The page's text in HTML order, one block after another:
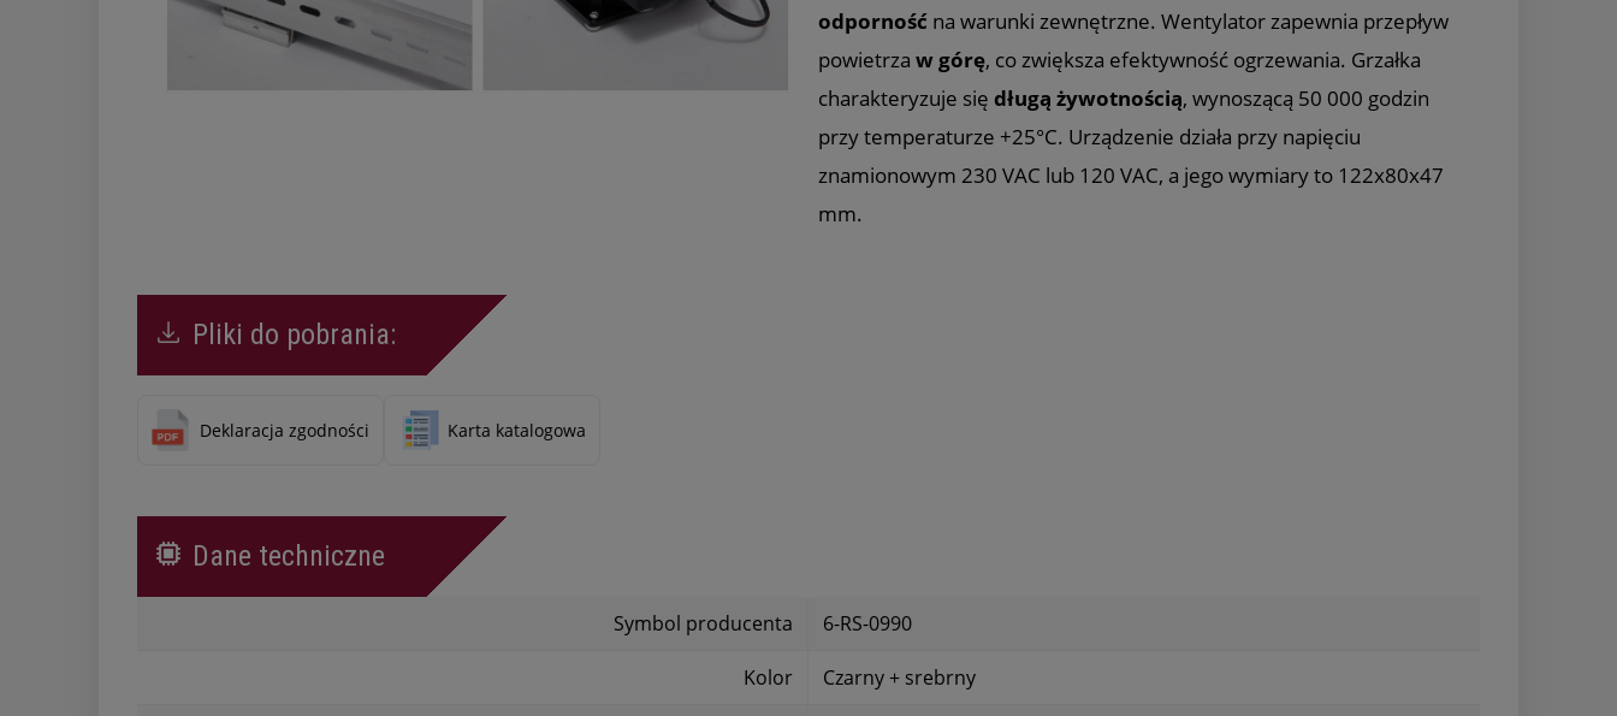
odporność na warunki zewnętrzne. Wentylator zapewnia przepływ
powietrza w górę, co zwiększa efektywność ogrzewania. Grzałka
charakteryzuje się długą żywotnością, wynoszącą 50 000 godzin
przy temperaturze +25°C. Urządzenie działa przy napięciu
znamionowym 230 VAC lub 120 VAC, a jego wymiary to 122x80x47
mm.
Pliki do pobrania:
Deklaracja zgodności Karta katalogowa
Dane techniczne
Symbol producenta 6-RS-0990
Kolor Czarny + srebrny